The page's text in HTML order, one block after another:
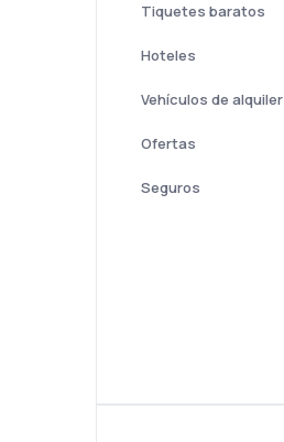
Tiquetes baratos
Hoteles
Vehículos de alquiler
Ofertas
Seguros